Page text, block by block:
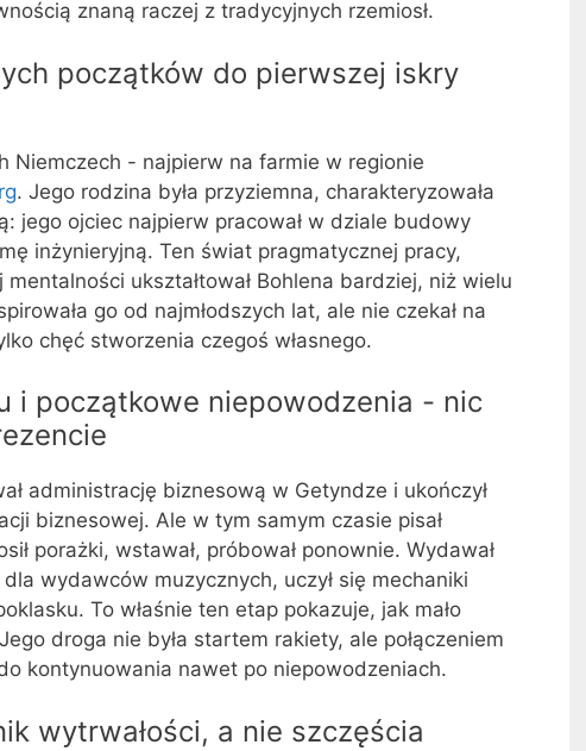
znaną raczej z tradycyjnych rzemiosł.
początków do pierwszej iskry
Niemczech - najpierw na farmie w regionie
. Jego rodzina była przyziemna, charakteryzowała
jego ojciec najpierw pracował w dziale budowy
inżynieryjną. Ten świat pragmatycznej pracy,
ukształtował Bohlena bardziej, niż wielu
go od najmłodszych lat, ale nie czekał na
chęć stworzenia czegoś własnego.
i początkowe niepowodzenia - nic
administrację biznesową w Getyndze i ukończył
biznesowej. Ale w tym samym czasie pisał
porażki, wstawał, próbował ponownie. Wydawał
wydawców muzycznych, uczył się mechaniki
To właśnie ten etap pokazuje, jak mało
droga nie była startem rakiety, ale połączeniem
kontynuowania nawet po niepowodzeniach.
wytrwałości, a nie szczęścia